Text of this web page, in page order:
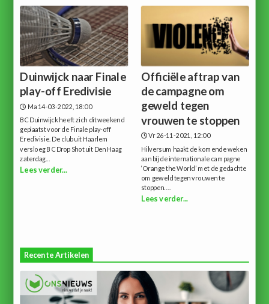
Duinwijck naar Finale
play-off Eredivisie
Ma 14-03-2022, 18:00
BC Duinwijck heeft zich dit weekend
geplaatst voor de Finale play-off
Eredivisie. De club uit Haarlem
versloeg BC Drop Shot uit Den Haag
zaterdag...
Lees verder...
Officiële aftrap van
de campagne om
geweld tegen
vrouwen te stoppen
Vr 26-11-2021, 12:00
Hilversum haakt de komende weken
aan bij de internationale campagne
‘Orange the World’ met de gedachte
om geweld tegen vrouwen te
stoppen....
Lees verder...
Recente Artikelen